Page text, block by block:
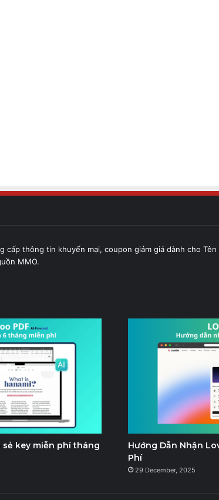
cấp thông tin khuyến mại, coupon giảm giá dành cho
MMO.
sẻ key miễn phí tháng
Hướng Dẫn Nhận
Phí
29 December, 2025